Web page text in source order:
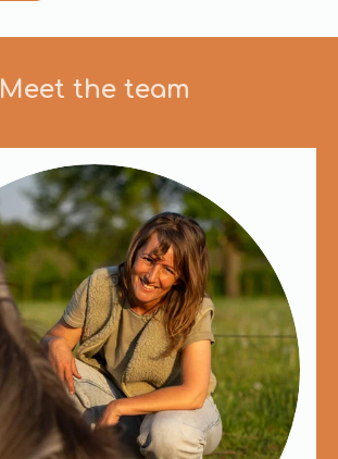
Meet the team